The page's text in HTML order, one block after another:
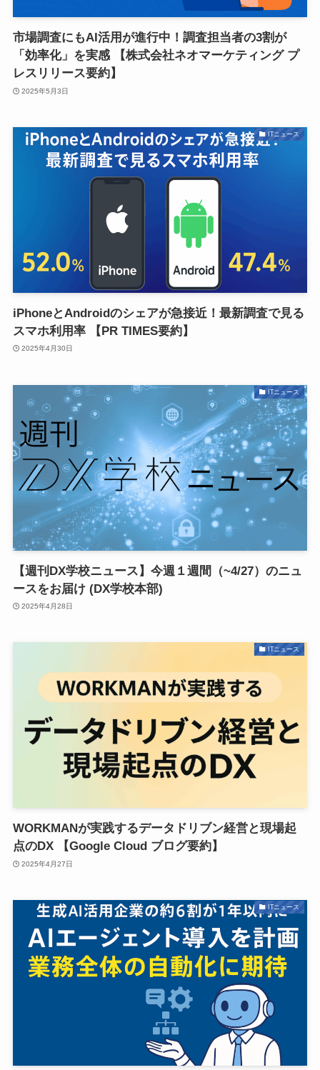
市場調査にもAI活用が進行中！調査担当者の3割が
「効率化」を実感 【株式会社ネオマーケティング プ
レスリリース要約】
2025年5月3日
ITニュース
iPhoneとAndroidのシェアが急接近！最新調査で見る
スマホ利用率 【PR TIMES要約】
2025年4月30日
ITニュース
【週刊DX学校ニュース】今週１週間（~4/27）のニュ
ースをお届け (DX学校本部)
2025年4月28日
ITニュース
WORKMANが実践するデータドリブン経営と現場起
点のDX 【Google Cloud ブログ要約】
2025年4月27日
ITニュース